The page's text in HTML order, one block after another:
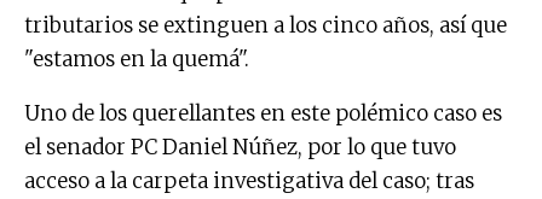
tributarios se extinguen a los cinco años, así que
"estamos en la quemá".
Uno de los querellantes en este polémico caso es
el senador PC Daniel Núñez, por lo que tuvo
acceso a la carpeta investigativa del caso; tras